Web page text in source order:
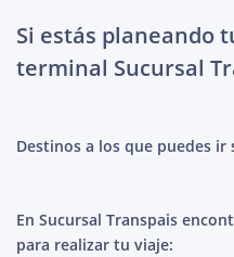
Si estás planeando
terminal Sucursal
Destinos a los que puedes ir
En Sucursal Transpais
para realizar tu viaje: